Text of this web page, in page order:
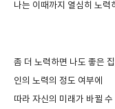
나는 이때까지 열심히 노력
좀 더 노력하면 나도 좋은 집
인의 노력의 정도 여부에
따라 자신의 미래가 바뀔